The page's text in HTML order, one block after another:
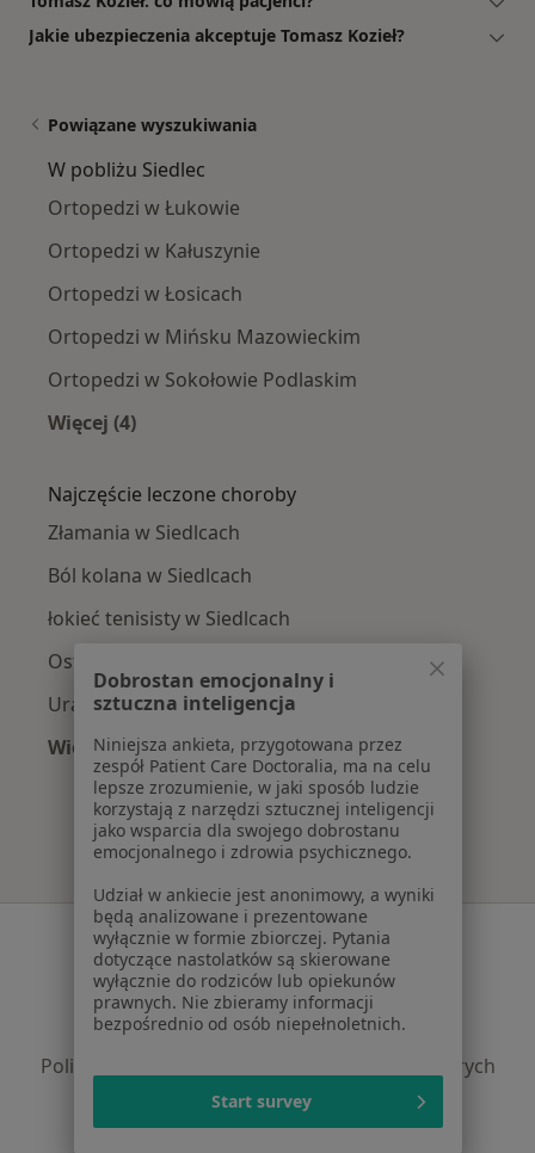
Jakie ubezpieczenia akceptuje Tomasz Kozieł?
Powiązane wyszukiwania
W pobliżu Siedlec
Ortopedzi w Łukowie
Ortopedzi w Kałuszynie
Ortopedzi w Łosicach
Ortopedzi w Mińsku Mazowieckim
Ortopedzi w Sokołowie Podlaskim
Więcej (4)
Najczęście leczone choroby
Złamania w Siedlcach
Ból kolana w Siedlcach
łokieć tenisisty w Siedlcach
Ostroga piętowa w Siedlcach
Urazy w Siedlcach
Więcej (15)
Więcej w kategorii: Najczęście leczone
Serwis
Regulamin
Polityka prywatności pacjentów
Polityka prywatności profesjonalistów
Polityka prywatności dla profesjonalistów, których
dane pozyskaliśmy samodzielnie
Polityka cookies
Dobrostan emocjonalny i
sztuczna inteligencja
Niniejsza ankieta, przygotowana przez
zespół Patient Care Doctoralia, ma na celu
lepsze zrozumienie, w jaki sposób ludzie
korzystają z narzędzi sztucznej inteligencji
jako wsparcia dla swojego dobrostanu
emocjonalnego i zdrowia psychicznego.
Udział w ankiecie jest anonimowy, a wyniki
będą analizowane i prezentowane
wyłącznie w formie zbiorczej. Pytania
dotyczące nastolatków są skierowane
wyłącznie do rodziców lub opiekunów
prawnych. Nie zbieramy informacji
bezpośrednio od osób niepełnoletnich.
Start survey